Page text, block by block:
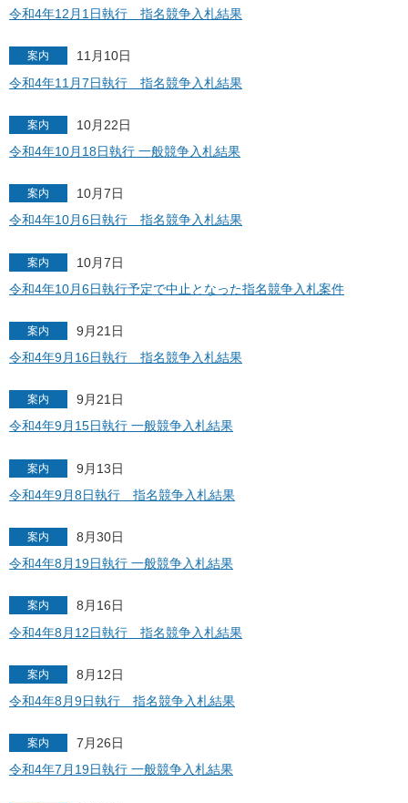
令和4年12月1日執行 指名競争入札結果
案内
11月10日
令和4年11月7日執行 指名競争入札結果
案内
10月22日
令和4年10月18日執行 一般競争入札結果
案内
10月7日
令和4年10月6日執行 指名競争入札結果
案内
10月7日
令和4年10月6日執行予定で中止となった指名競争入札案件
案内
9月21日
令和4年9月16日執行 指名競争入札結果
案内
9月21日
令和4年9月15日執行 一般競争入札結果
案内
9月13日
令和4年9月8日執行 指名競争入札結果
案内
8月30日
令和4年8月19日執行 一般競争入札結果
案内
8月16日
令和4年8月12日執行 指名競争入札結果
案内
8月12日
令和4年8月9日執行 指名競争入札結果
案内
7月26日
令和4年7月19日執行 一般競争入札結果